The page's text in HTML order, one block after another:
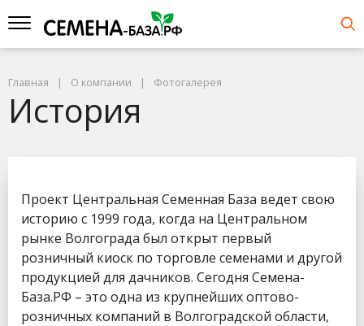
Главная О компании Фотогалерея
История
Проект Центральная Семенная База ведет свою
историю с 1999 года, когда на Центральном
рынке Волгограда был открыт первый
розничный киоск по торговле семенами и другой
продукцией для дачников. Сегодня Семена-
База.РФ – это одна из крупнейших оптово-
розничных компаний в Волгоградской области,